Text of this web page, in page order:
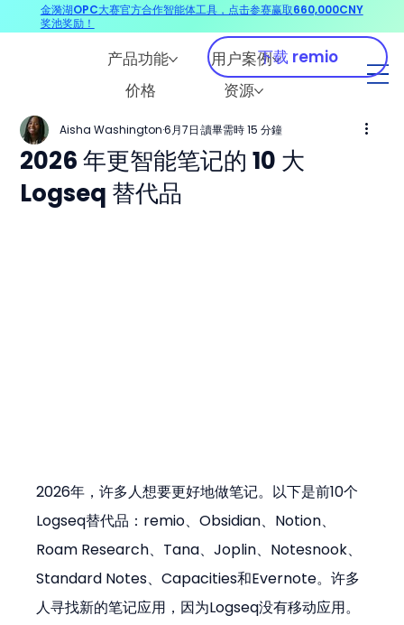
产品功能
用户案例
价格
资源
下载 remio
2026 年更智能笔记的 10 大
Logseq 替代品
Aisha Washington 6月7日 讀畢需時 15 分鐘
2026年，许多人想要更好地做笔记。以下是前10个
Logseq替代品：remio、Obsidian、Notion、
Roam Research、Tana、Joplin、Notesnook、
Standard Notes、Capacities和Evernote。许多
人寻找新的笔记应用，因为Logseq没有移动应用。
金漪湖OPC大赛官方合作智能体工具，点击参赛赢取660,000CNY
奖池奖励！